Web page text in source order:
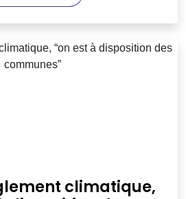
climatique,